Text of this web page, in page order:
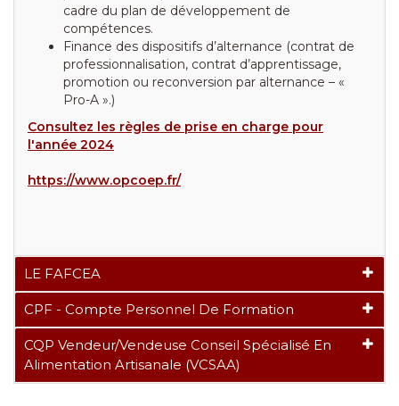
cadre du plan de développement de
compétences.
Finance des dispositifs d’alternance (contrat de
professionnalisation, contrat d’apprentissage,
promotion ou reconversion par alternance – «
Pro-A ».)
Consultez les règles de prise en charge pour
l'année 2024
https://www.opcoep.fr/
LE FAFCEA
CPF - Compte Personnel De Formation
CQP Vendeur/vendeuse Conseil Spécialisé En
Alimentation Artisanale (VCSAA)